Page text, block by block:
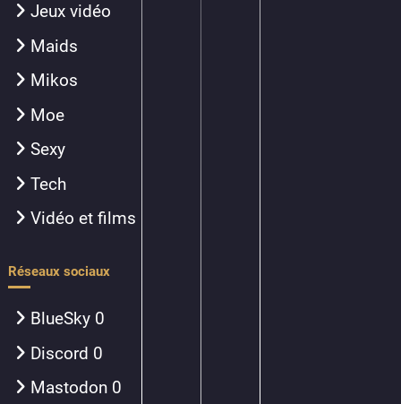
Jeux vidéo
Maids
Mikos
Moe
Sexy
Tech
Vidéo et films
Réseaux sociaux
BlueSky 0
Discord 0
Mastodon 0